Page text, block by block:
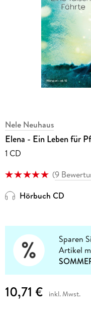
Nele Neuhaus
Elena - Ein Leben für
1 CD
(9
Hörbuch CD
Sparen
Artikel
10,71 € inkl. Mwst.